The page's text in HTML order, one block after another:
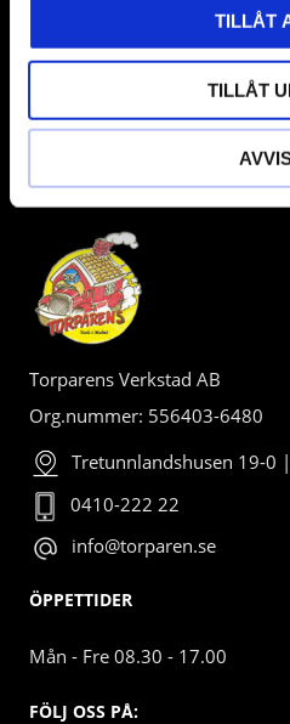
TILLÅT
TILLÅT
BUTIK
Torparens Verkstad AB
Org.nummer: 556403-6480
Tretunnlandshusen 19-0
0410-222 22
info@torparen.se
ÖPPETTIDER
Mån - Fre 08.30 - 17.00
FÖLJ OSS PÅ: